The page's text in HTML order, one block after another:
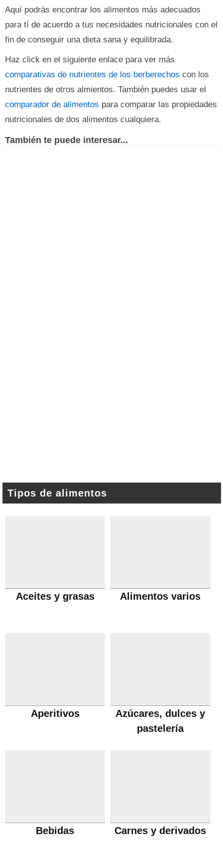
Aquí podrás encontrar los alimentos más adecuados
para tí de acuerdo a tus necesidades nutricionales con el
fin de conseguir una dieta sana y equilibrada.
Haz click en el siguiente enlace para ver más
comparativas de nutrientes de los berberechos con los
nutrientes de otros almientos. También puedes usar el
comparador de alimentos para comparar las propiedades
nutricionales de dos alimentos cualquiera.
También te puede interesar...
Tipos de alimentos
Aceites y grasas Alimentos varios
Aperitivos
Azúcares, dulces y
pastelería
Bebidas Carnes y derivados